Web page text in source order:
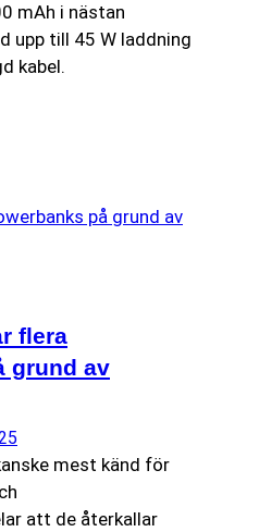
mAh i nästan
upp till 45 W laddning
kabel.
flera
grund av
mest känd för
att de återkallar